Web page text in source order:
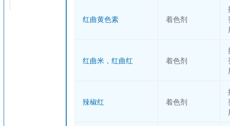
红曲黄色素 着色剂
红曲米，红曲红 着色剂
辣椒红 着色剂